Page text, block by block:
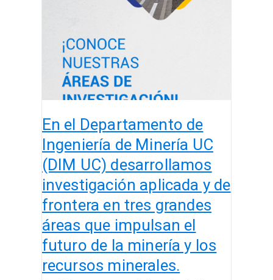
En el Departamento de
Ingeniería de Minería UC
(DIM UC) desarrollamos
investigación aplicada y de
frontera en tres grandes
áreas que impulsan el
futuro de la minería y los
recursos minerales.
Minería
(DIM
desarrollamos
investigación
aplicada
y
de
frontera
en
tres
grandes
áreas